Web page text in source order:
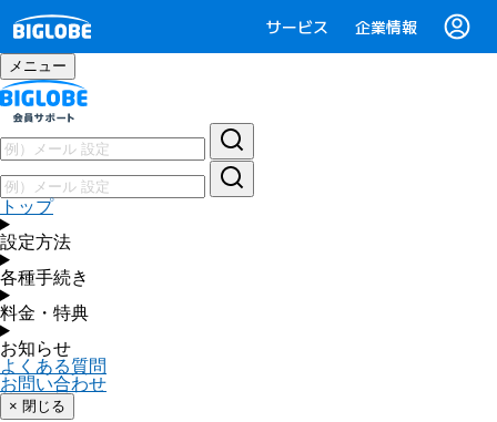
サービス 企業情報
メニュー
トップ
設定方法
各種手続き
料金・特典
お知らせ
よくある質問
お問い合わせ
× 閉じる